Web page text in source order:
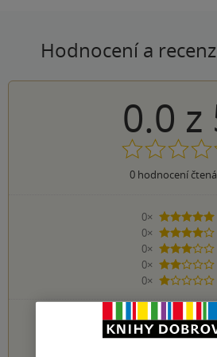
Hodnocení a
0.0 z
0hodnocení
0×
5
0×
4
0×
3
0×
2 hvězdičky
0×
1 hvezdička
PŘIDEJTE SVÉ